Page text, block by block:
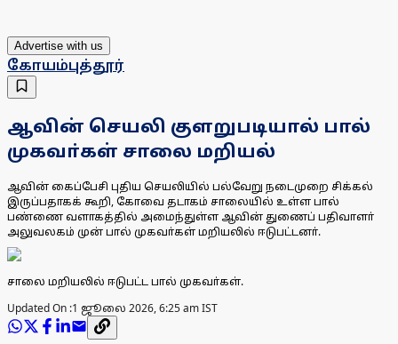
Advertise with us
கோயம்புத்தூர்
ஆவின் செயலி குளறுபடியால் பால்
முகவா்கள் சாலை மறியல்
ஆவின் கைப்பேசி புதிய செயலியில் பல்வேறு நடைமுறை சிக்கல்
இருப்பதாகக் கூறி, கோவை தடாகம் சாலையில் உள்ள பால்
பண்ணை வளாகத்தில் அமைந்துள்ள ஆவின் துணைப் பதிவாளா்
அலுவலகம் முன் பால் முகவா்கள் மறியலில் ஈடுபட்டனா்.
சாலை மறியலில் ஈடுபட்ட பால் முகவா்கள்.
Updated On :1 ஜூலை 2026, 6:25 am IST